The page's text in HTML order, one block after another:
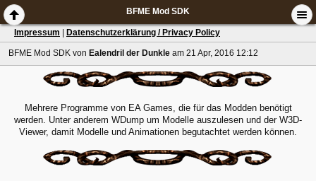
BFME Mod SDK
Impressum Datenschutzerklärung / Privacy Policy
BFME Mod SDK von Ealendril der Dunkle am 21 Apr, 2016 12:12
Mehrere Programme von EA Games, die für das Modden benötigt
werden. Unter anderem WDump um Modelle auszulesen und der W3D-
Viewer, damit Modelle und Animationen begutachtet werden können.